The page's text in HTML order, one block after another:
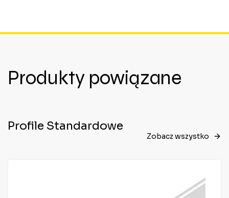
Produkty powiązane
Profile Standardowe
Zobacz wszystko